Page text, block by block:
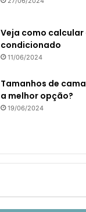
Veja como calcular
condicionado
11/06/2024
Tamanhos de
a melhor opção?
19/06/2024